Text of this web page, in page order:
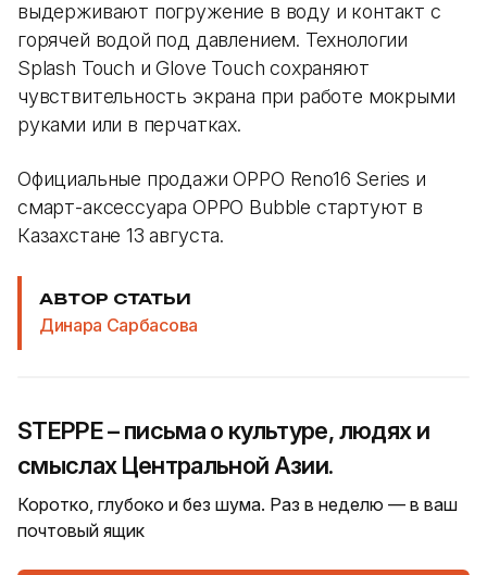
выдерживают погружение в воду и контакт с
горячей водой под давлением. Технологии
Splash Touch и Glove Touch сохраняют
чувствительность экрана при работе мокрыми
руками или в перчатках.
Официальные продажи OPPO Reno16 Series и
смарт-аксессуара OPPO Bubble стартуют в
Казахстане 13 августа.
АВТОР СТАТЬИ
Динара Сарбасова
STEPPE – письма о культуре, людях и
смыслах Центральной Азии.
Коротко, глубоко и без шума. Раз в неделю — в ваш
почтовый ящик